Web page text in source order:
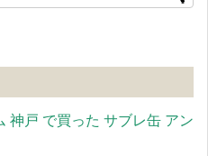
神戸 で買った サブレ缶 アン